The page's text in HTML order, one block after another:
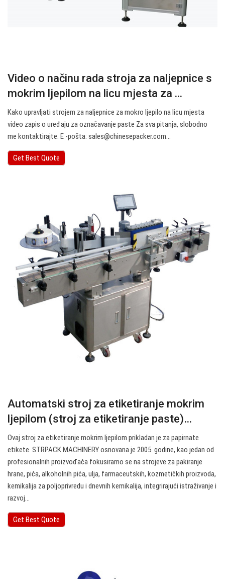
Video o načinu rada stroja za naljepnice s
mokrim ljepilom na licu mjesta za ...
Kako upravljati strojem za naljepnice za mokro ljepilo na licu mjesta
video zapis o uređaju za označavanje paste Za sva pitanja, slobodno
me kontaktirajte. E -pošta: sales@chinesepacker.com…
Get Best Quote
Automatski stroj za etiketiranje mokrim
ljepilom (stroj za etiketiranje paste)…
Ovaj stroj za etiketiranje mokrim ljepilom prikladan je za papirnate
etikete. STRPACK MACHINERY osnovana je 2005. godine, kao jedan od
profesionalnih proizvođača fokusiramo se na strojeve za pakiranje
hrane, pića, alkoholnih pića, ulja, farmaceutskih, kozmetičkih proizvoda,
kemikalija za poljoprivredu i dnevnih kemikalija, integrirajući istraživanje i
razvoj…
Get Best Quote